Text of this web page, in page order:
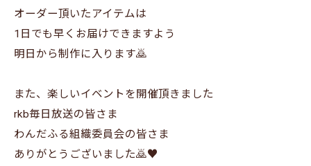
オーダー頂いたアイテムは
1日でも早くお届けできますよう
明日から制作に入ります🙇
また、楽しいイベントを開催頂きました
rkb毎日放送の皆さま
わんだふる組織委員会の皆さま
ありがとうございました🙇♥️